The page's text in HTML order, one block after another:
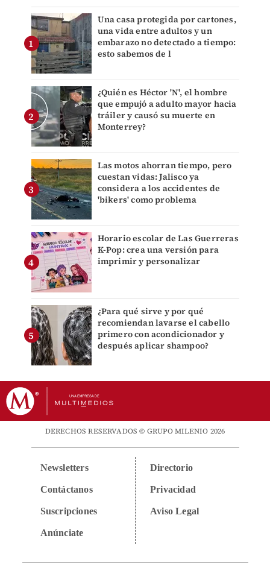
Una casa protegida por cartones,
una vida entre adultos y un
embarazo no detectado a tiempo:
esto sabemos de l
¿Quién es Héctor 'N', el hombre
que empujó a adulto mayor hacia
tráiler y causó su muerte en
Monterrey?
Las motos ahorran tiempo, pero
cuestan vidas: Jalisco ya
considera a los accidentes de
'bikers' como problema
Horario escolar de Las Guerreras
K-Pop: crea una versión para
imprimir y personalizar
¿Para qué sirve y por qué
recomiendan lavarse el cabello
primero con acondicionador y
después aplicar shampoo?
DERECHOS RESERVADOS © GRUPO MILENIO 2026
Newsletters
Contáctanos
Suscripciones
Anúnciate
Directorio
Privacidad
Aviso Legal